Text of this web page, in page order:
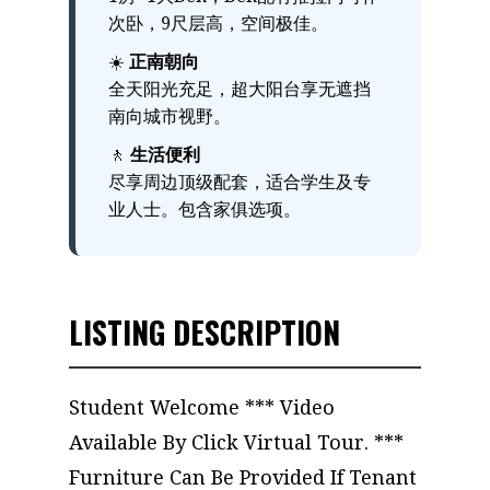
次卧，9尺层高，空间极佳。
☀️正南朝向
全天阳光充足，超大阳台享无遮挡
南向城市视野。
🚶生活便利
尽享周边顶级配套，适合学生及专
业人士。包含家俱选项。
LISTING DESCRIPTION
Student Welcome *** Video
Available By Click Virtual Tour. ***
Furniture Can Be Provided If Tenant